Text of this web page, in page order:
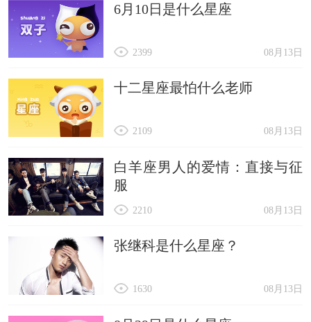
6月10日是什么星座
08月13日
2399
十二星座最怕什么老师
08月13日
2109
白羊座男人的爱情：直接与征
服
08月13日
2210
张继科是什么星座？
08月13日
1630